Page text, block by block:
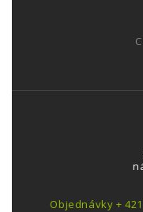
Objednávky +